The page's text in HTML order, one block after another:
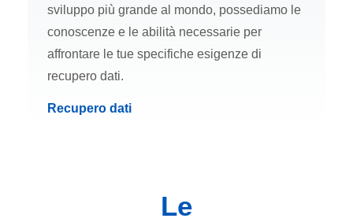
sviluppo più grande al mondo, possediamo le
conoscenze e le abilità necessarie per
affrontare le tue specifiche esigenze di
recupero dati.
Recupero dati
Le